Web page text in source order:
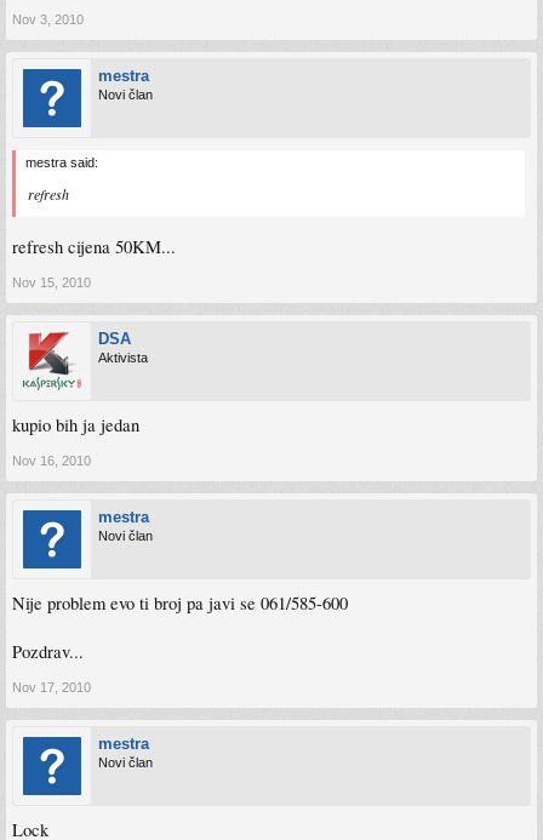
Nov 3, 2010
mestra
Novi član
mestra said:
refresh
refresh cijena 50KM...
Nov 15, 2010
DSA
Aktivista
kupio bih ja jedan
Nov 16, 2010
mestra
Novi član
Nije problem evo ti broj pa javi se 061/585-600
Pozdrav...
Nov 17, 2010
mestra
Novi član
Lock